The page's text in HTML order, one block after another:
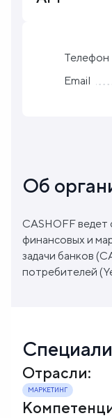
Телефон
Email
Об
CASHOFF ведет
финансовых и
задачи банков
потребителей
Отрасли:
МАРКЕТИНГ